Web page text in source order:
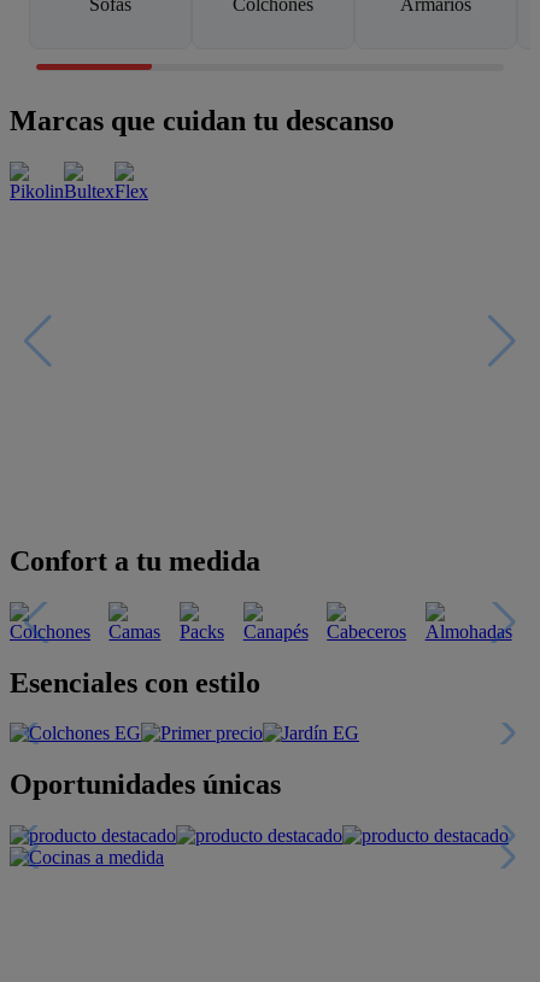
Marcas que cuidan tu descanso
Confort a tu medida
Esenciales con estilo
Oportunidades únicas